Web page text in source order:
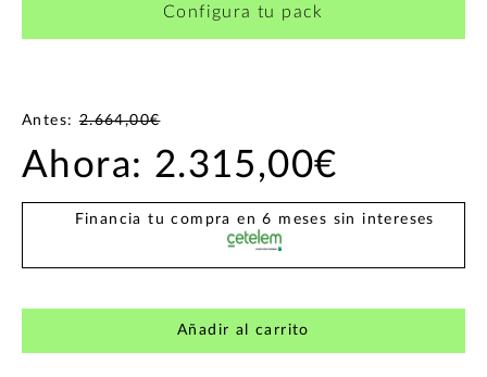
Configura tu pack
Antes:2.664,00€
Ahora: 2.315,00€
Financia tu compra en 6 meses sin intereses
Añadir al carrito